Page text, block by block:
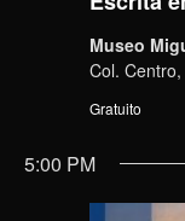
Museo
Col.
Gratuito
5:00 PM